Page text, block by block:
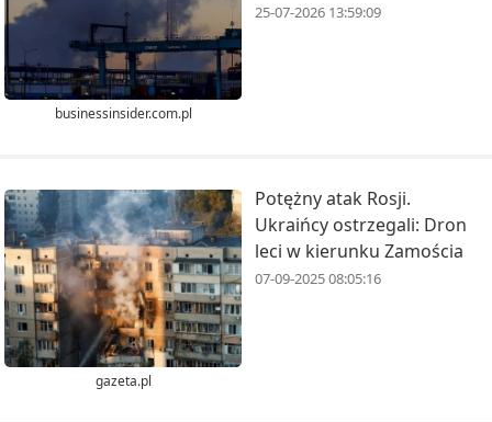
businessinsider.com.pl
25-07-2026 13:59:09
gazeta.pl
Potężny atak Rosji.
Ukraińcy ostrzegali: Dron
leci w kierunku Zamościa
07-09-2025 08:05:16